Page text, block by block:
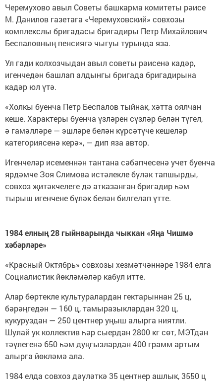
Черемухово авыл Советы башкарма комитеты рәисе
М. Данилов газетага «Черемуховский» совхозы
комплекслы бригадасы бригадиры Петр Михайлович
Беспаловның пенсиягә чыгуы турында яза.
Ул гади колхозчыдан авыл советы рәисенә кадәр,
игенчедән башлап алдынгы бригада бригадирына
кадәр юл үтә.
«Холкы буенча Петр Беспалов тыйнак, хәтта оялчан
кеше. Характеры буенча үзләрен сүзләр белән түгел,
ә гамәлләре — эшләре белән күрсәтүче кешеләр
категориясенә керә», — дип яза автор.
Игенчеләр исеменнән тантана сәбәпчесенә учет буенча
ярдәмче Зоя Слимова истәлекле бүләк тапшырды,
совхоз җитәкчелеге дә атказанган бригадир һәм
тырыш игенчене бүләк белән билгеләп үтте.
1984 елның 28 гыйнварында чыккан «Яңа Чишмә
хәбәрләре»
«Красный Октябрь» совхозы хезмәтчәннәре 1984 елга
Социалистик йөкләмәләр кабул итте.
Алар бөртекле культуралардан гектарыннан 25 ц,
бәрәңгедән — 160 ц, тамыразыклардан 320 ц,
кукуруздан — 250 центнер уңыш алырга ниятли.
Шулай ук коллектив һәр сыердан 2800 кг сөт, МЭТдән
тәүлегенә 650 һәм дуңгызлардан 400 грамм артым
алырга йөкләмә ала.
1984 елда совхоз дәүләткә 35 центнер ашлык, 3550 ц